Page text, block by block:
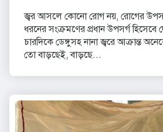
জ্বর আসলে কোনো রোগ নয়, রোগের
ধরনের সংক্রমণের প্রধান উপসর্গ হিসেবে
চারদিকে ডেঙ্গুসহ নানা জ্বরে আক্রান্ত
তো বাড়ছেই, বাড়ছে...